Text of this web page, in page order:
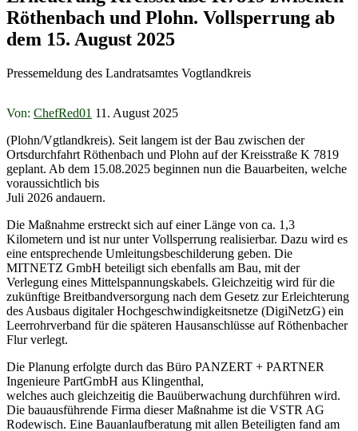
Röthenbach und Plohn. Vollsperrung ab
dem 15. August 2025
Pressemeldung des Landratsamtes Vogtlandkreis
Von: ChefRed01 11. August 2025
(Plohn/Vgtlandkreis). Seit langem ist der Bau zwischen der
Ortsdurchfahrt Röthenbach und Plohn auf der Kreisstraße K 7819
geplant. Ab dem 15.08.2025 beginnen nun die Bauarbeiten, welche
voraussichtlich bis
Juli 2026 andauern.
Die Maßnahme erstreckt sich auf einer Länge von ca. 1,3
Kilometern und ist nur unter Vollsperrung realisierbar. Dazu wird es
eine entsprechende Umleitungsbeschilderung geben. Die
MITNETZ GmbH beteiligt sich ebenfalls am Bau, mit der
Verlegung eines Mittelspannungskabels. Gleichzeitig wird für die
zukünftige Breitbandversorgung nach dem Gesetz zur Erleichterung
des Ausbaus digitaler Hochgeschwindigkeitsnetze (DigiNetzG) ein
Leerrohrverband für die späteren Hausanschlüsse auf Röthenbacher
Flur verlegt.
Die Planung erfolgte durch das Büro PANZERT + PARTNER
Ingenieure PartGmbH aus Klingenthal,
welches auch gleichzeitig die Bauüberwachung durchführen wird.
Die bauausführende Firma dieser Maßnahme ist die VSTR AG
Rodewisch. Eine Bauanlaufberatung mit allen Beteiligten fand am